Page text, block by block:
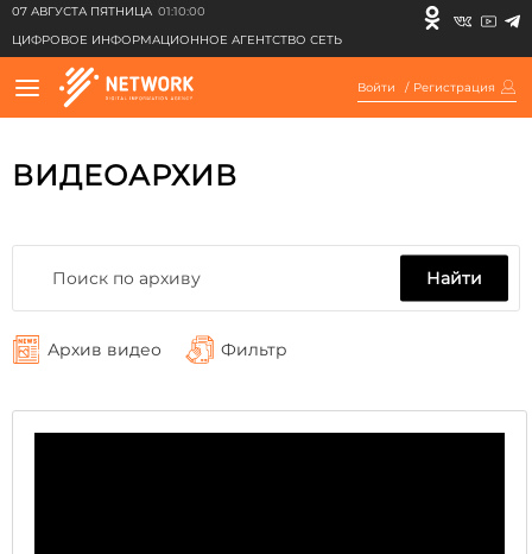
07 АВГУСТА ПЯТНИЦА 01:10:00
ЦИФРОВОЕ ИНФОРМАЦИОННОЕ АГЕНТСТВО СЕТЬ
Войти / Регистрация
ВИДЕОАРХИВ
Найти
Архив видео Фильтр